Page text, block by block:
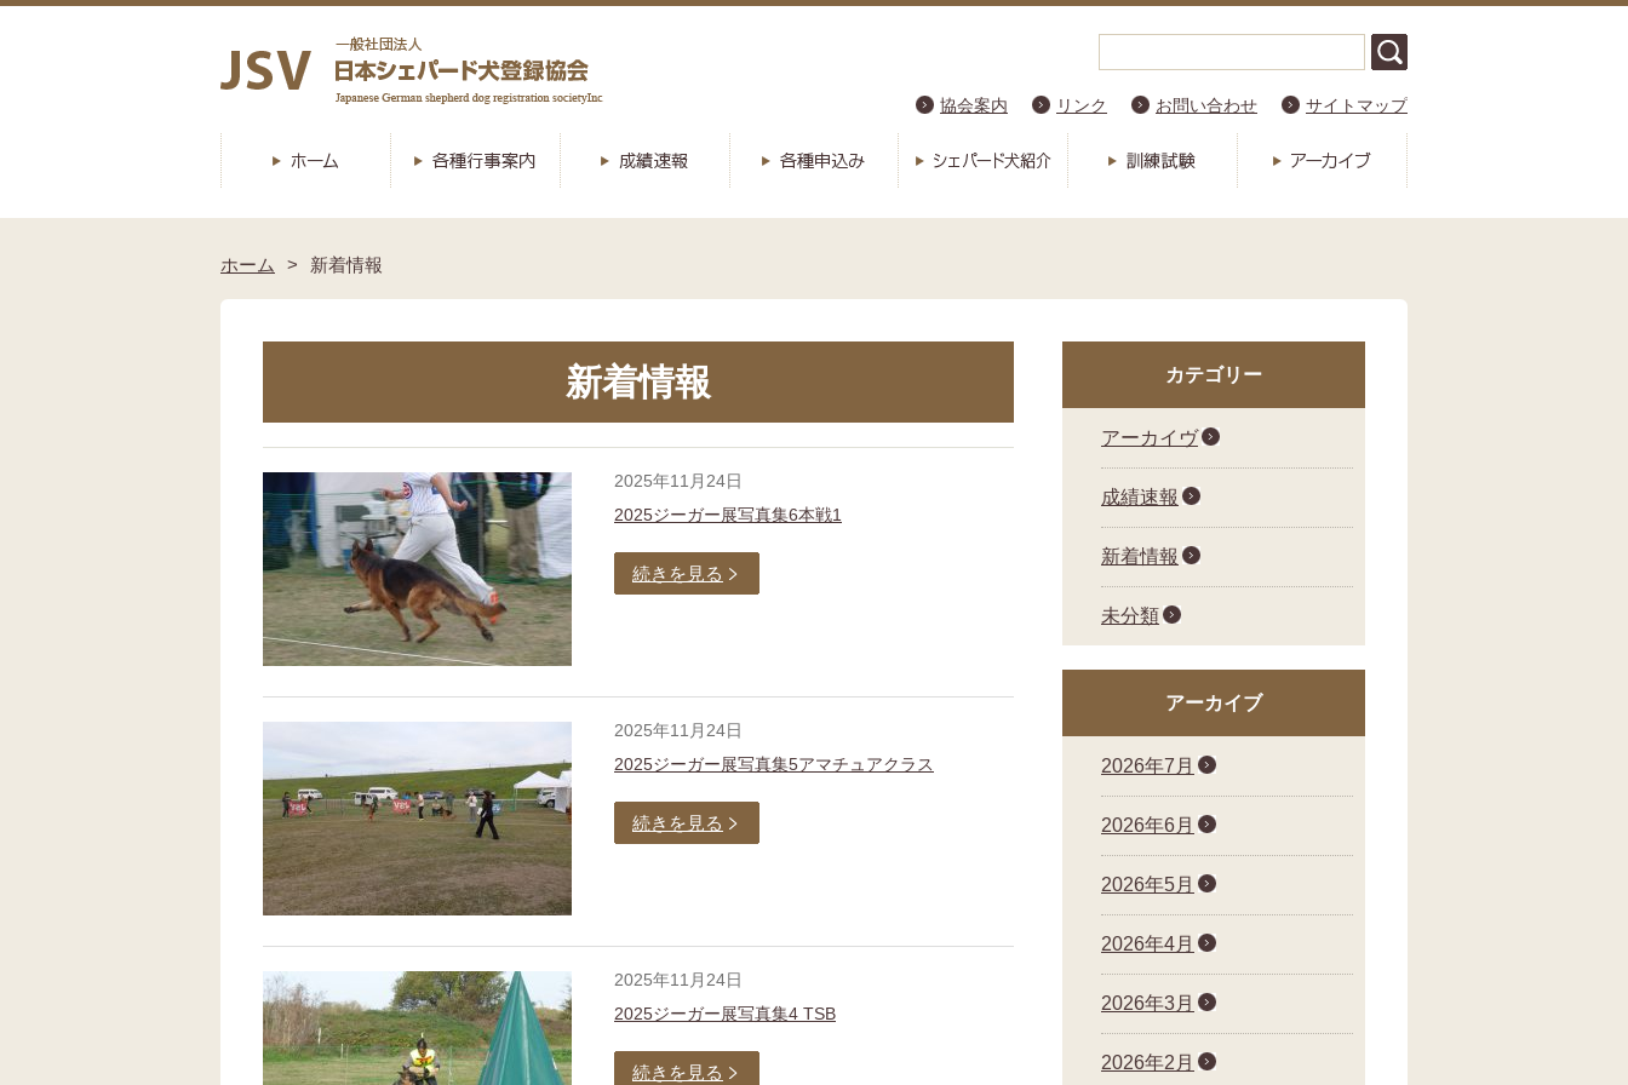
協会案内 リンク お問い合わせ サイトマップ
ホーム 新着情報
新着情報
2025年11月24日
2025ジーガー展写真集6本戦1
続きを見る
2025年11月24日
2025ジーガー展写真集5アマチュアクラス
続きを見る
2025年11月24日
2025ジーガー展写真集4 TSB
続きを見る
カテゴリー
アーカイヴ
成績速報
新着情報
未分類
アーカイブ
2026年7月
2026年6月
2026年5月
2026年4月
2026年3月
2026年2月